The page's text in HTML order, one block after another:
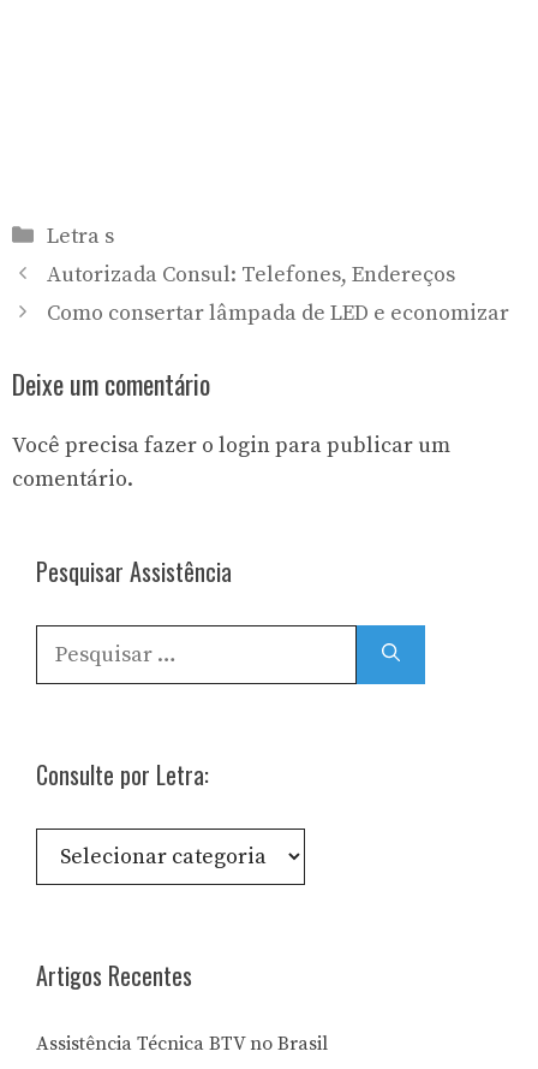
Categorias
Letra s
Autorizada Consul: Telefones, Endereços
Como consertar lâmpada de LED e economizar
Deixe um comentário
Você precisa fazer o loginpara publicar um
comentário.
Pesquisar Assistência
por:
Consulte por Letra:
Consulte
por
Artigos Recentes
Assistência Técnica BTV no Brasil